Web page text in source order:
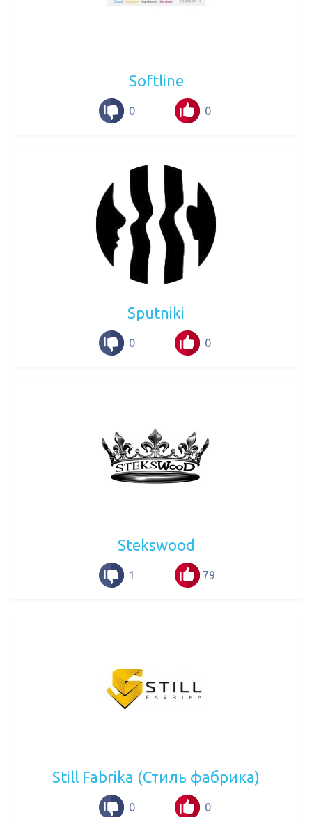
Softline
0 0
Sputniki
0 0
Stekswood
1 79
Still Fabrika (Стиль фабрика)
0 0